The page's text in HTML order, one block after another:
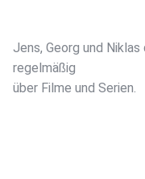
Jens, Georg und
regelmäßig
über Filme und Serien.